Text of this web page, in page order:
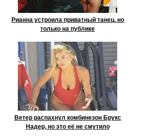
Рианна устроила приватный танец, но
только на публике
Ветер распахнул комбинезон Брукс
Надер, но это её не смутило